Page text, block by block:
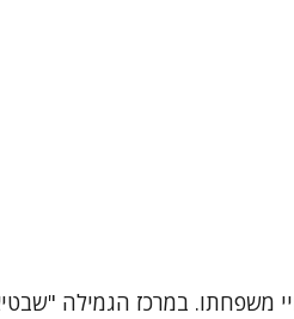
משפחתו. במרכז הגמילה